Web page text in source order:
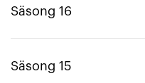
Säsong 16
Säsong 15